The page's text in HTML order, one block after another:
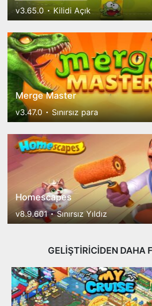
v3.65.0 Kilidi Açık
Merge Master
v3.47.0 Sınırsız para
Homescapes
v8.9.601 Sınırsız Yıldız
GELİŞTİRİCİDEN DAHA